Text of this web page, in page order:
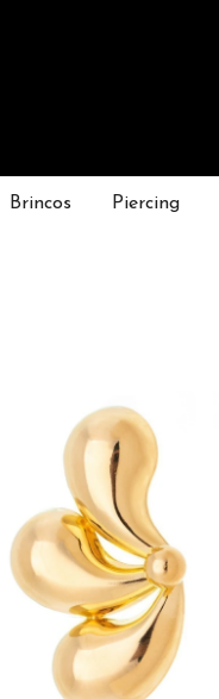
Brincos Piercing